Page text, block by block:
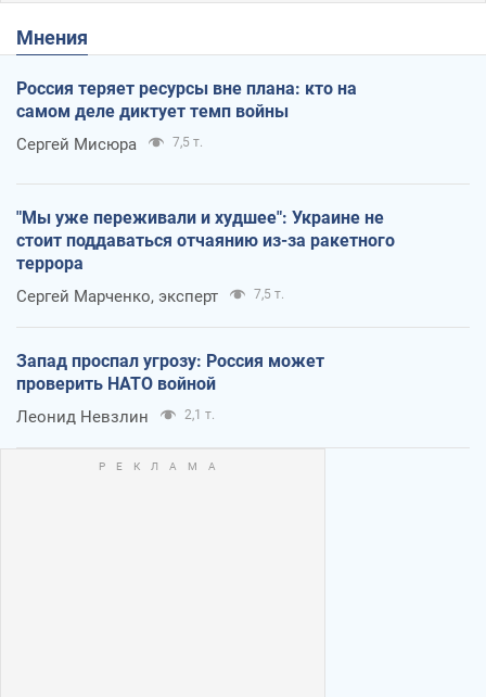
Мнения
Россия теряет ресурсы вне плана: кто на
самом деле диктует темп войны
Сергей Мисюра 7,5 т.
"Мы уже переживали и худшее": Украине не
стоит поддаваться отчаянию из-за ракетного
террора
Сергей Марченко, эксперт 7,5 т.
Запад проспал угрозу: Россия может
проверить НАТО войной
Леонид Невзлин 2,1 т.